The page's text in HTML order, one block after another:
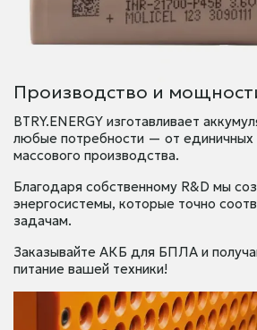
Производство и
BTRY.ENERGY изготавливает
любые потребности — от единичных
массового производства.
Благодаря собственному R&D мы
энергосистемы, которые точно
задачам.
Заказывайте АКБ для БПЛА и
питание вашей техники!